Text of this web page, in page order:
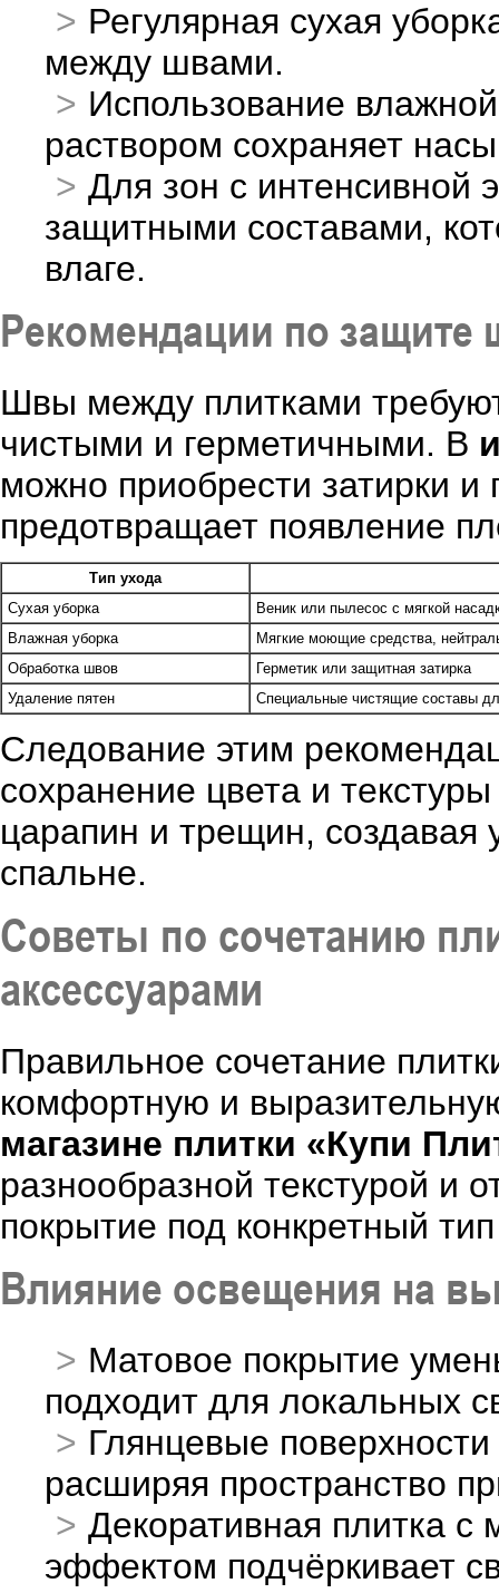
Регулярная сухая
между швами.
Использование
раствором сохраняет
Для зон с интенсивной
защитными составами,
влаге.
Рекомендации по защите
Швы между плитками
чистыми и герметичными. В
можно приобрести затирки и
предотвращает появление
Тип ухода
Сухая уборка
Веник или пылесос с мягкой
Влажная уборка
Мягкие моющие средства,
Обработка швов
Герметик или защитная затирка
Удаление пятен
Специальные чистящие составы
Следование этим
сохранение цвета и
царапин и трещин, создавая
спальне.
Советы по сочетанию
аксессуарами
Правильное сочетание
комфортную и
магазине плитки «Купи
разнообразной текстурой и
покрытие под конкретный
Влияние освещения на
Матовое покрытие
подходит для локальных
Глянцевые
расширяя пространство
Декоративная плитка
эффектом подчёркивает